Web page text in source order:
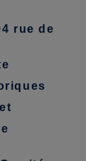
rue de